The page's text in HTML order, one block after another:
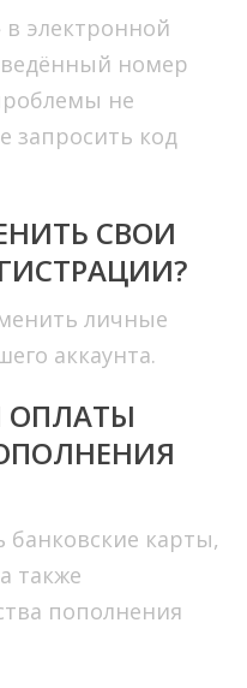
электронной
номер
не
запросить код
СВОИ
личные
аккаунта.
ОПЛАТЫ
карты,
также
пополнения